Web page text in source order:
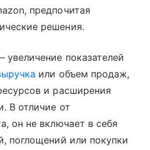
предпочитая
решения.
показателей
или объем продаж,
и расширения
В отличие от
он не включает в себя
поглощений или покупки